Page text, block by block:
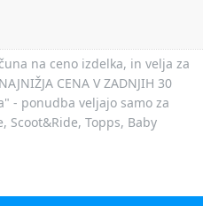
na ceno izdelka, in velja za
CENA V ZADNJIH 30
- ponudba veljajo samo za
Topps, Baby